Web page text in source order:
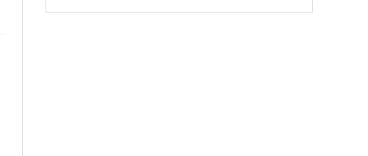
响；<&list>3.稳定器的转向胶套和球头